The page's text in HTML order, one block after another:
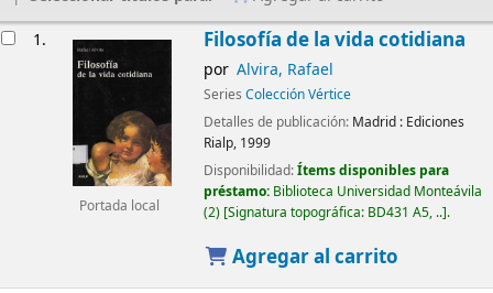
1.
Portada local
Filosofía de la vida cotidiana
por Alvira, Rafael
Series Colección Vértice
Detalles de publicación: Madrid : Ediciones
Rialp, 1999
Disponibilidad:Ítems disponibles para
préstamo: Biblioteca Universidad Monteávila
(2) Signatura topográfica: BD431 A5, .. .
Agregar al carrito